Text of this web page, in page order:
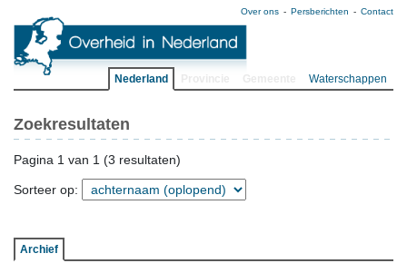
Over ons Persberichten Contact
Nederland Waterschappen
Zoekresultaten
Pagina 1 van 1 (3 resultaten)
Sorteer op:
Archief